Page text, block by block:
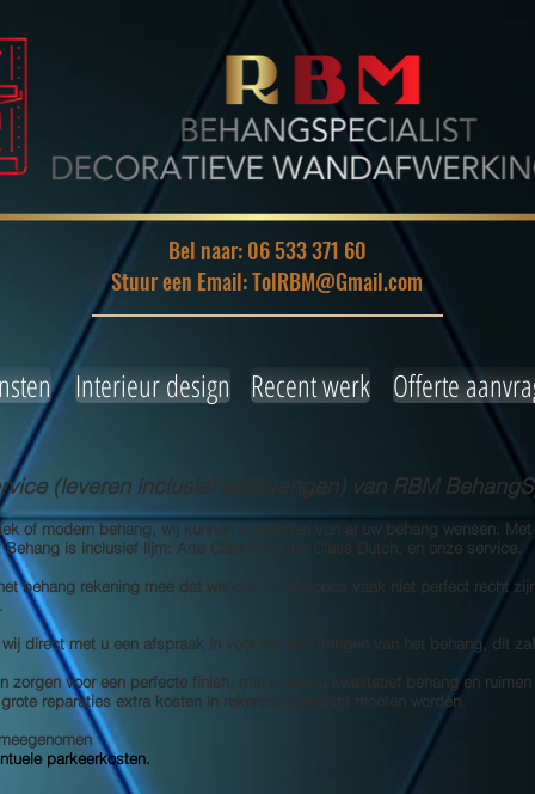
Bel naar: 06 533 371 60
Stuur een Email: TolRBM@Gmail.com
Interieur design Recent werk Offerte
(leveren inclusief aanbrengen) van RBM
of modern behang, wij kunnen u voorzien van al uw behang wensen.
is inclusief lijm: Arte Clear Pro/First Class Dutch, en onze service.
behang rekening mee dat wanden en plafonds vaak niet perfect recht
direct met u een afspraak in voor het aanbrengen van het behang, dit
zorgen voor een perfecte finish, met prachtig kwalitatief behang en
reparaties extra kosten in rekening gebracht moeten worden.
parkeerkosten.